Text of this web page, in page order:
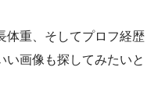
体重、そしてプロフ経歴
い画像も探してみたいと